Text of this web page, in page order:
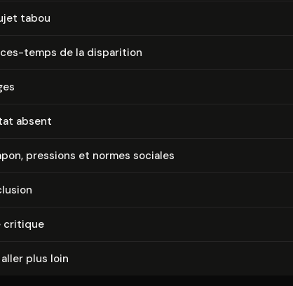
tabou
temps de la disparition
absent
pressions et normes sociales
critique
aller plus loin